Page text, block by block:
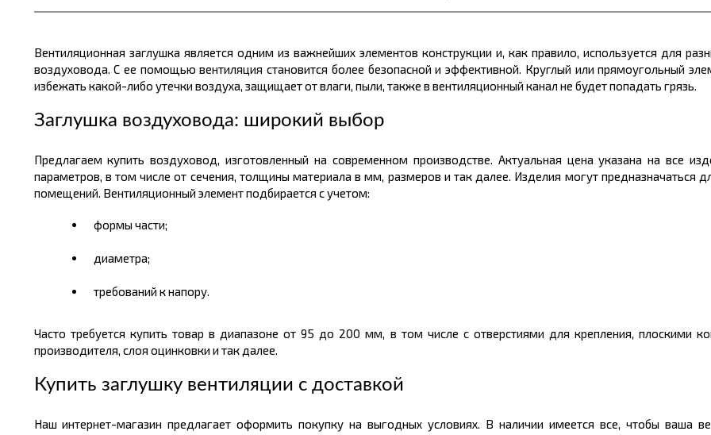
Вентиляционная заглушка является одним из важнейших элементов конструкции и, как правило, используется для
воздуховода. С ее помощью вентиляция становится более безопасной и эффективной. Круглый или прямоугольный
избежать какой-либо утечки воздуха, защищает от влаги, пыли, также в вентиляционный канал не будет попадать грязь.
Заглушка воздуховода: широкий выбор
Предлагаем купить воздуховод, изготовленный на современном производстве. Актуальная цена указана на все
параметров, в том числе от сечения, толщины материала в мм, размеров и так далее. Изделия могут предназначаться
помещений. Вентиляционный элемент подбирается с учетом:
формы части;
диаметра;
требований к напору.
Часто требуется купить товар в диапазоне от 95 до 200 мм, в том числе с отверстиями для крепления, плоскими
производителя, слоя оцинковки и так далее.
Купить заглушку вентиляции с доставкой
Наш интернет-магазин предлагает оформить покупку на выгодных условиях. В наличии имеется все, чтобы ваша